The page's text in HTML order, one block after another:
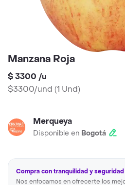
Manzana Roja
$ 3300 /u
$3300/und (1 Und)
Merqueya
Disponible en Bogotá
Compra con tranquilidad y seguridad
Nos enfocamos en ofrecerte los